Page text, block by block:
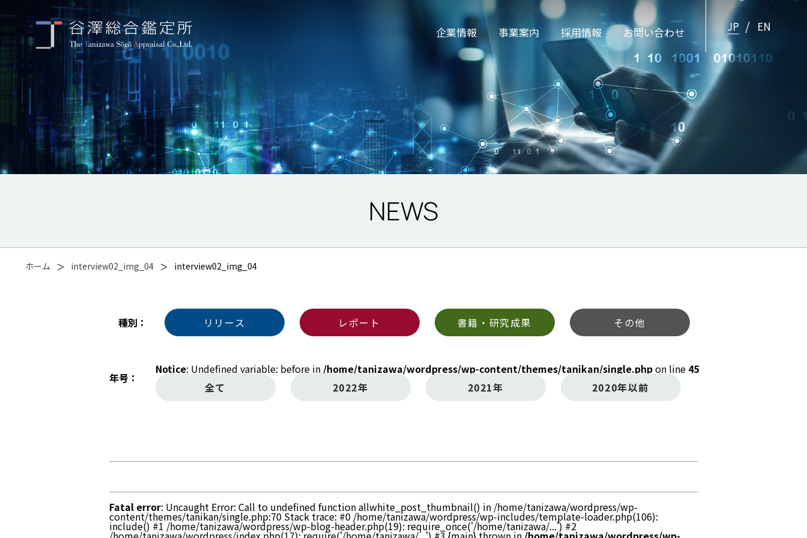
企業情報 事業案内 採用情報 お問い合わせ JP EN
NEWS
ホーム ＞ interview02_img_04 ＞ interview02_img_04
種別 リリース レポート 書籍・研究成果 その他
年号
Notice: Undefined variable: before in /home/tanizawa/wordpress/wp-content/themes/tanikan/single.phpon line 45
全て
2022年 2021年 2020年以前
Fatal error: Uncaught Error: Call to undefined function allwhite_post_thumbnail() in /home/tanizawa/wordpress/wp-
content/themes/tanikan/single.php:70 Stack trace: #0 /home/tanizawa/wordpress/wp-includes/template-loader.php(106):
include() #1 /home/tanizawa/wordpress/wp-blog-header.php(19): require_once('/home/tanizawa/...') #2